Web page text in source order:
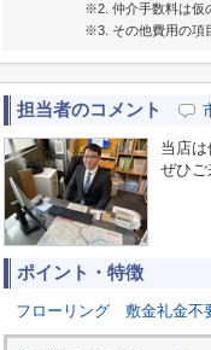
※2. 仲介手数料は仮
※3. その他費用の項
担当者のコメント
当店
ぜひご
ポイント・特徴
フローリング 敷金礼金不